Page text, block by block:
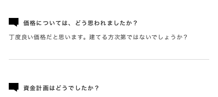
価格については、どう思われましたか？
丁度良い価格だと思います。建てる方次第ではないでしょうか？
資金計画はどうでしたか？